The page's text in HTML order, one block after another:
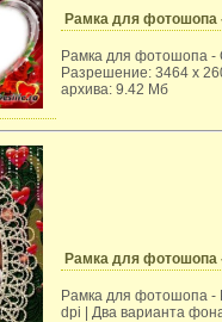
Рамка для
Рамка для фотошопа
Разрешение: 3464 x
архива: 9.42 Мб
Рамка для фотошопа
Рамка для фотошопа -
dpi | Два варианта